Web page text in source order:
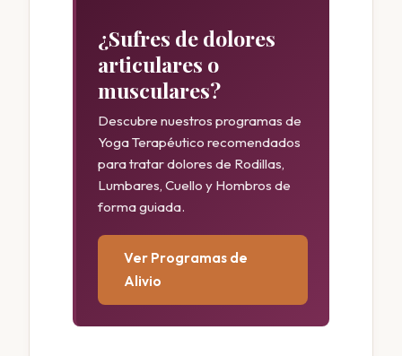
¿Sufres de dolores
articulares o
musculares?
Descubre nuestros programas de
Yoga Terapéutico recomendados
para tratar dolores de Rodillas,
Lumbares, Cuello y Hombros de
forma guiada.
Ver Programas de
Alivio